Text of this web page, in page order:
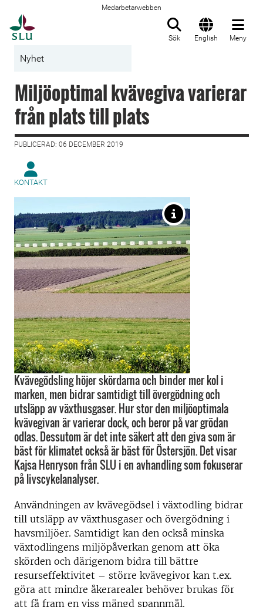
Medarbetarwebben
Sök English Meny
Nyhet
Miljöoptimal kvävegiva varierar
från plats till plats
PUBLICERAD: 06 DECEMBER 2019
KONTAKT
Kvävegödsling höjer skördarna och binder mer kol i
marken, men bidrar samtidigt till övergödning och
utsläpp av växthusgaser. Hur stor den miljöoptimala
kvävegivan är varierar dock, och beror på var grödan
odlas. Dessutom är det inte säkert att den giva som är
bäst för klimatet också är bäst för Östersjön. Det visar
Kajsa Henryson från SLU i en avhandling som fokuserar
på livscykelanalyser.
Användningen av kvävegödsel i växtodling bidrar
till utsläpp av växthusgaser och övergödning i
havsmiljöer. Samtidigt kan den också minska
växtodlingens miljöpåverkan genom att öka
skörden och därigenom bidra till bättre
resurseffektivitet – större kvävegivor kan t.ex.
göra att mindre åkerarealer behöver brukas för
att få fram en viss mängd spannmål.